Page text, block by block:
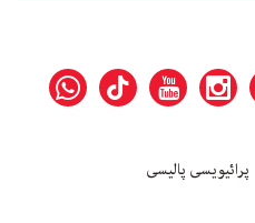
پرائیویسی پالیسی